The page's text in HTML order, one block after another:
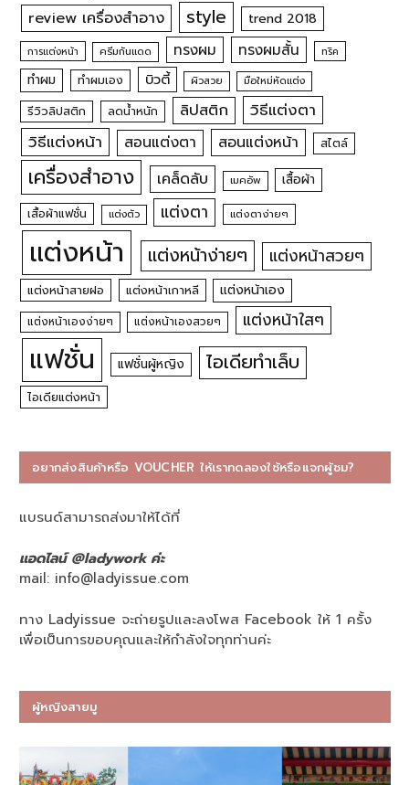
review เครื่องสำอาง style trend 2018
การแต่งหน้า ครีมกันแดด ทรงผม ทรงผมสั้น ทริค
ทำผม ทำผมเอง บิวตี้ ผิวสวย มือใหม่หัดแต่ง
รีวิวลิปสติก ลดน้ำหนัก ลิปสติก
วิธีแต่งตา
วิธีแต่งหน้า
สอนแต่งตา สอนแต่งหน้า สไตล์
เครื่องสำอาง เคล็ดลับ เมคอัพ เสื้อผ้า
เสื้อผ้าแฟชั่น แต่งตัว แต่งตา แต่งตาง่ายๆ
แต่งหน้า แต่งหน้าง่ายๆ แต่งหน้าสวยๆ
แต่งหน้าสายฝอ แต่งหน้าเกาหลี แต่งหน้าเอง
แต่งหน้าเองง่ายๆ แต่งหน้าเองสวยๆ แต่งหน้าใสๆ
แฟชั่น แฟชั่นผู้หญิง ไอเดียทำเล็บ
ไอเดียแต่งหน้า
อยากส่งสินค้าหรือ VOUCHER ให้เราทดลองใช้หรือแจกผู้ชม?
แบรนด์สามารถส่งมาให้ได้ที่
แอดไลน์ @ladywork ค่ะ
mail: info@ladyissue.com
ทาง Ladyissue จะถ่ายรูปและลงโพส Facebook ให้ 1 ครั้ง
เพื่อเป็นการขอบคุณและให้กำลังใจทุกท่านค่ะ
ผู้หญิงสายมู